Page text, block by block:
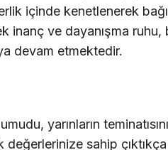
içinde kenetlenerek
inanç ve dayanışma
devam etmektedir.
yarınların
değerlerinize sahip